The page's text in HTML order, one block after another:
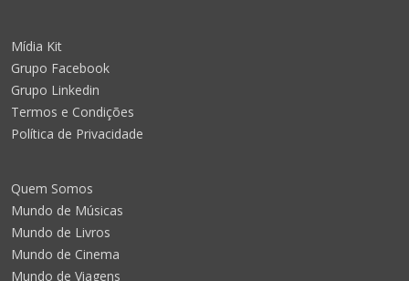
Mídia Kit
Grupo Facebook
Grupo Linkedin
Termos e Condições
Política de Privacidade
Quem Somos
Mundo de Músicas
Mundo de Livros
Mundo de Cinema
Mundo de Viagens